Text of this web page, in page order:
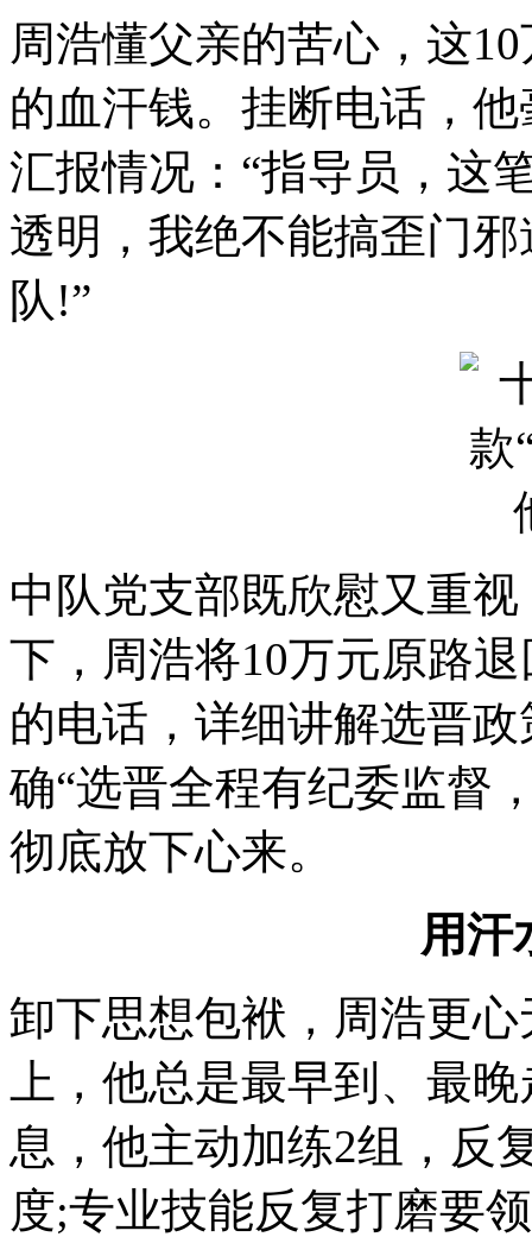
周浩懂父亲的苦心，这
的血汗钱。挂断电话，
汇报情况：“指导员，这
透明，我绝不能搞歪门
队!”
中队党支部既欣慰又重
下，周浩将10万元原路
的电话，详细讲解选晋
确“选晋全程有纪委监督
彻底放下心来。
用汗
卸下思想包袱，周浩更
上，他总是最早到、最
息，他主动加练2组，反
度;专业技能反复打磨要